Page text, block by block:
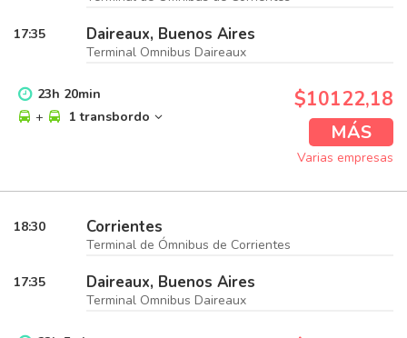
17:35 Daireaux, Buenos Aires
Terminal Omnibus Daireaux
23h 20min
+
1 transbordo
$10122,18
MÁS
Varias empresas
18:30 Corrientes
Terminal de Ómnibus de Corrientes
17:35 Daireaux, Buenos Aires
Terminal Omnibus Daireaux